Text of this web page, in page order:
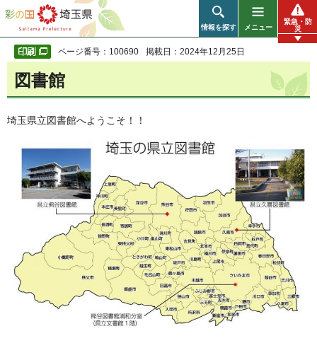
彩の国 埼玉県
情報を探す メニュー
緊急・防
災
ページ番号：100690 掲載日：2024年12月25日
図書館
埼玉県立図書館へようこそ！！